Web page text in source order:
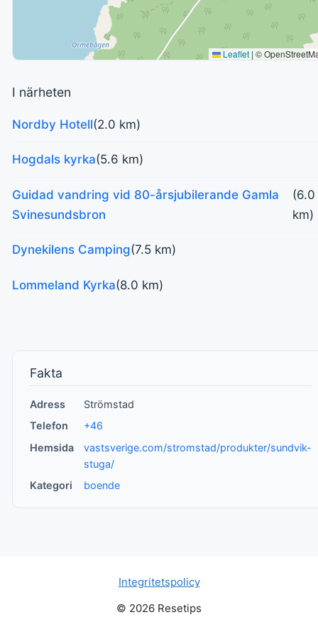
Leaflet | ©
I närheten
Nordby Hotell(2.0 km)
Hogdals kyrka(5.6 km)
Guidad vandring vid 80-årsjubilerande Gamla
Svinesundsbron
(6.0
km)
Dynekilens Camping(7.5 km)
Lommeland Kyrka(8.0 km)
Fakta
Adress
Strömstad
Telefon
+46
Hemsida
vastsverige.com/stromstad/produkter/sundvik-
stuga/
Kategori
boende
Integritetspolicy
© 2026 Resetips